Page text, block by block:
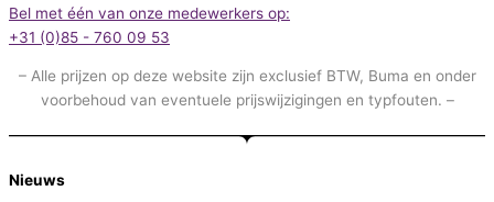
Bel met één van onze medewerkers op:
+31 (0)85 - 760 09 53
– Alle prijzen op deze website zijn exclusief BTW, Buma en onder
voorbehoud van eventuele prijswijzigingen en typfouten. –
Nieuws